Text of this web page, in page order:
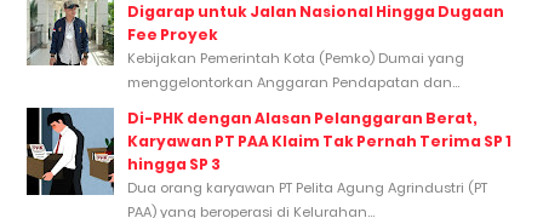
Digarap untuk Jalan Nasional Hingga Dugaan
Fee Proyek
Kebijakan Pemerintah Kota (Pemko) Dumai yang
menggelontorkan Anggaran Pendapatan dan...
Di-PHK dengan Alasan Pelanggaran Berat,
Karyawan PT PAA Klaim Tak Pernah Terima SP 1
hingga SP 3
Dua orang karyawan PT Pelita Agung Agrindustri (PT
PAA) yang beroperasi di Kelurahan...